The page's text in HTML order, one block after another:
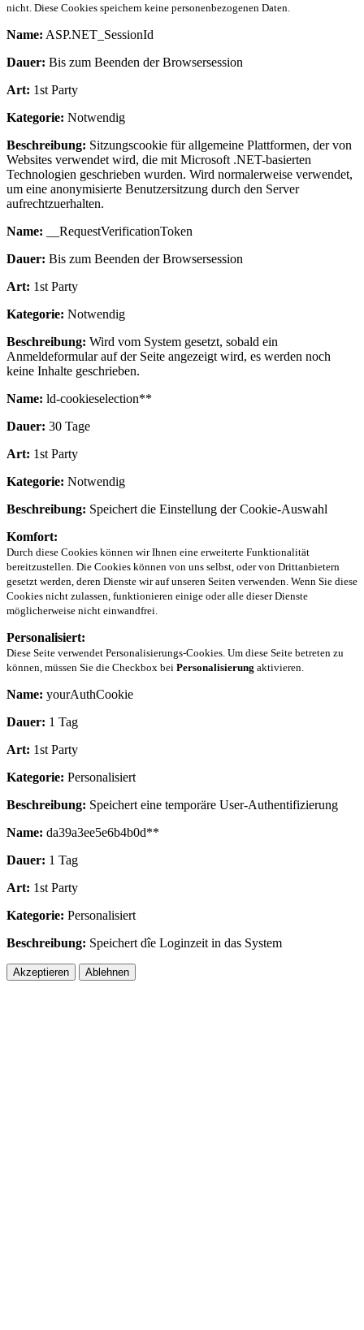
nicht. Diese Cookies speichern keine personenbezogenen Daten.
Name: ASP.NET_SessionId
Dauer: Bis zum Beenden der Browsersession
Art: 1st Party
Kategorie: Notwendig
Beschreibung: Sitzungscookie für allgemeine Plattformen, der von
Websites verwendet wird, die mit Microsoft .NET-basierten
Technologien geschrieben wurden. Wird normalerweise verwendet,
um eine anonymisierte Benutzersitzung durch den Server
aufrechtzuerhalten.
Name: __RequestVerificationToken
Dauer: Bis zum Beenden der Browsersession
Art: 1st Party
Kategorie: Notwendig
Beschreibung: Wird vom System gesetzt, sobald ein
Anmeldeformular auf der Seite angezeigt wird, es werden noch
keine Inhalte geschrieben.
Name: ld-cookieselection**
Dauer: 30 Tage
Art: 1st Party
Kategorie: Notwendig
Beschreibung: Speichert die Einstellung der Cookie-Auswahl
Komfort:
Durch diese Cookies können wir Ihnen eine erweiterte Funktionalität
bereitzustellen. Die Cookies können von uns selbst, oder von Drittanbietern
gesetzt werden, deren Dienste wir auf unseren Seiten verwenden. Wenn Sie diese
Cookies nicht zulassen, funktionieren einige oder alle dieser Dienste
möglicherweise nicht einwandfrei.
Personalisiert:
Diese Seite verwendet Personalisierungs-Cookies. Um diese Seite betreten zu
können, müssen Sie die Checkbox bei Personalisierung aktivieren.
Name: yourAuthCookie
Dauer: 1 Tag
Art: 1st Party
Kategorie: Personalisiert
Beschreibung: Speichert eine temporäre User-Authentifizierung
Name: da39a3ee5e6b4b0d**
Dauer: 1 Tag
Art: 1st Party
Kategorie: Personalisiert
Beschreibung: Speichert dîe Loginzeit in das System
Akzeptieren Ablehnen